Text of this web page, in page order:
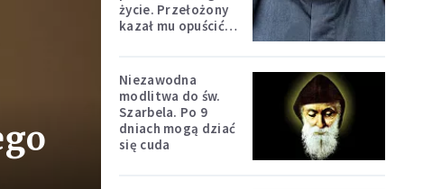
życie. Przełożony
kazał mu opuścić
Niezawodna
modlitwa do św.
Szarbela. Po 9
dniach mogą dziać
się cuda